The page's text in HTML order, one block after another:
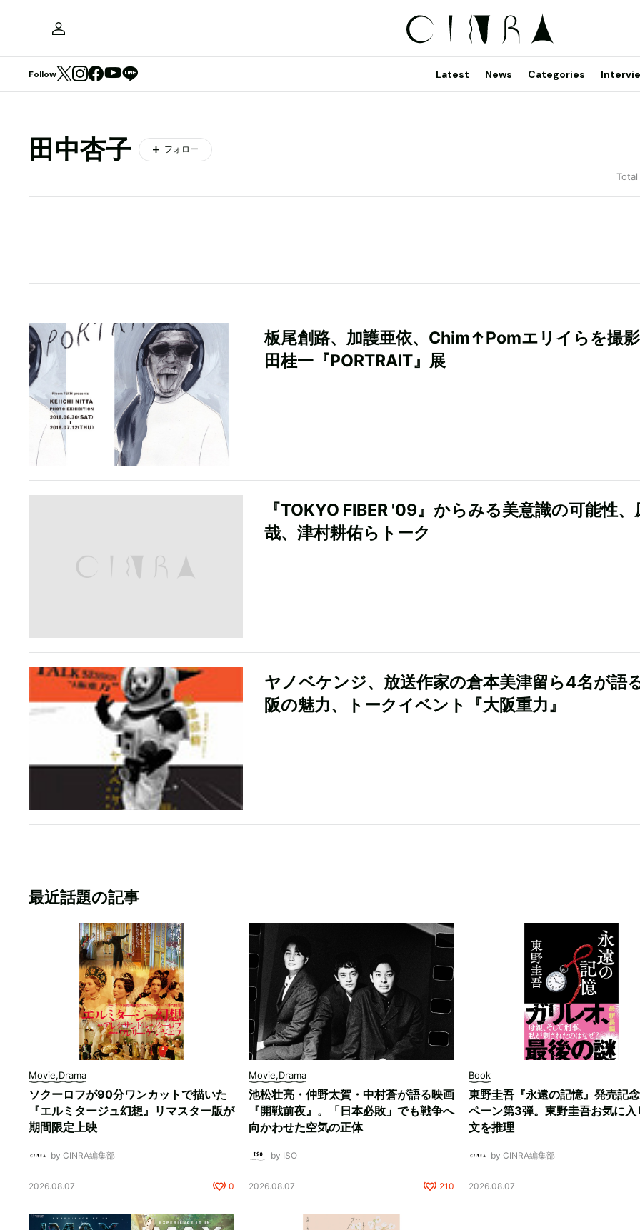
Follow Latest News Categories
田中杏子 フォロー
板尾創路、加護亜依、Chim↑Pomエリイらを撮
田桂一『PORTRAIT』展
『TOKYO FIBER '09』からみる美意識の可能性、
哉、津村耕佑らトーク
ヤノベケンジ、放送作家の倉本美津留ら4名が語
阪の魅力、トークイベント『大阪重力』
最近話題の記事
Movie,Drama
ソクーロフが90分ワンカットで描いた
『エルミタージュ幻想』リマスター版が
期間限定上映
by CINRA編集部
2026.08.07 0
Movie,Drama
池松壮亮・仲野太賀・中村蒼が語る映画
『開戦前夜』。「日本必敗」でも戦争へ
向かわせた空気の正体
by ISO
2026.08.07 210
Book
東野圭吾『永遠の記憶』発売記
ペーン第3弾。東野圭吾お気に入
文を推理
by CINRA編集部
2026.08.07